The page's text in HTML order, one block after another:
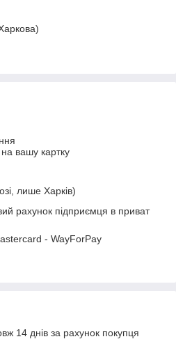
вашу картку
лише Харків)
рахунок підприємця в приват
- WayForPay
14 днів за рахунок покупця